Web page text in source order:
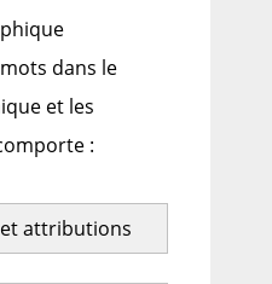
dans le
et les
:
attributions